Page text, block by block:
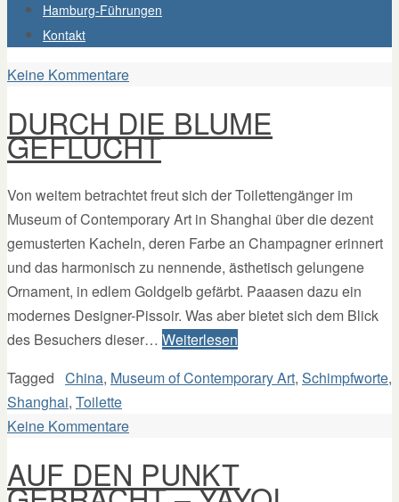
Hamburg-Führungen
Kontakt
Keine Kommentare
DURCH DIE BLUME
GEFLUCHT
Von weitem betrachtet freut sich der Toilettengänger im
Museum of Contemporary Art in Shanghai über die dezent
gemusterten Kacheln, deren Farbe an Champagner erinnert
und das harmonisch zu nennende, ästhetisch gelungene
Ornament, in edlem Goldgelb gefärbt. Paaasen dazu ein
modernes Designer-Pissoir. Was aber bietet sich dem Blick
des Besuchers dieser… Weiterlesen
Tagged China, Museum of Contemporary Art, Schimpfworte,
Shanghai, Toilette
Keine Kommentare
AUF DEN PUNKT